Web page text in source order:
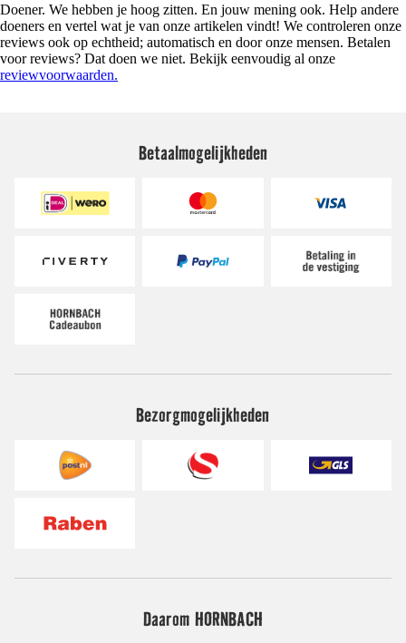
Doener. We hebben je hoog zitten. En jouw mening ook. Help andere
doeners en vertel wat je van onze artikelen vindt! We controleren onze
reviews ook op echtheid; automatisch en door onze mensen. Betalen
voor reviews? Dat doen we niet. Bekijk eenvoudig al onze
reviewvoorwaarden.
Betaalmogelijkheden
Bezorgmogelijkheden
Daarom HORNBACH